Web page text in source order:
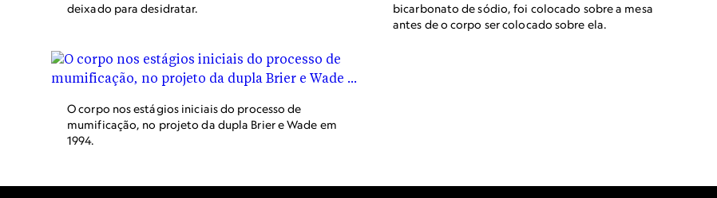
deixado para desidratar.
bicarbonato de sódio, foi colocado sobre a mesa
antes de o corpo ser colocado sobre ela.
O corpo nos estágios iniciais do processo de
mumificação, no projeto da dupla Brier e Wade em
1994.